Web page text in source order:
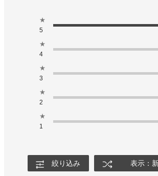
★
5
★
4
★
3
★
2
★
1
絞り込み 表示：